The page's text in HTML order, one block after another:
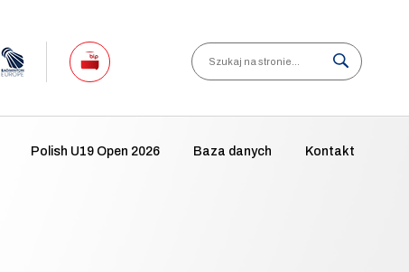
Search
Polish U19 Open 2026 Baza danych Kontakt